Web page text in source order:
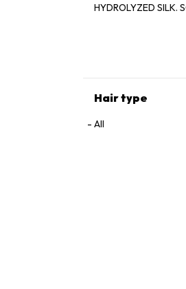
HYDROLYZED SILK.
Hair type
All